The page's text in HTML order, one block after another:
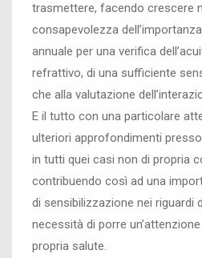
trasmettere, facendo crescere
consapevolezza
annuale per una verifica
refrattivo, di una sufficiente
che alla valutazione
E il tutto con una particolare
ulteriori approfondimenti
in tutti quei casi non di propria
contribuendo così ad una
di sensibilizzazione nei riguardi
necessità di porre
propria salute.